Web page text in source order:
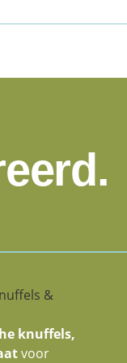
knuffels,
voor